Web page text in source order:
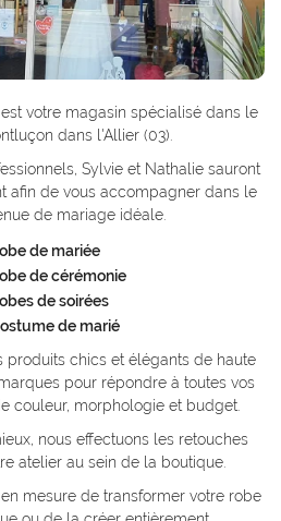
votre magasin spécialisé dans le
dans l'Allier (03).
Sylvie et Nathalie sauront
afin de vous accompagner dans le
de mariage idéale.
de mariée
de cérémonie
de soirées
de marié
produits chics et élégants de haute
pour répondre à toutes vos
couleur, morphologie et budget.
nous effectuons les retouches
atelier au sein de la boutique.
mesure de transformer votre robe